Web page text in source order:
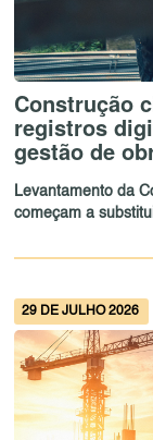
Construção
registros
gestão de
Levantamento da
começam a
29 DE JULHO 2026